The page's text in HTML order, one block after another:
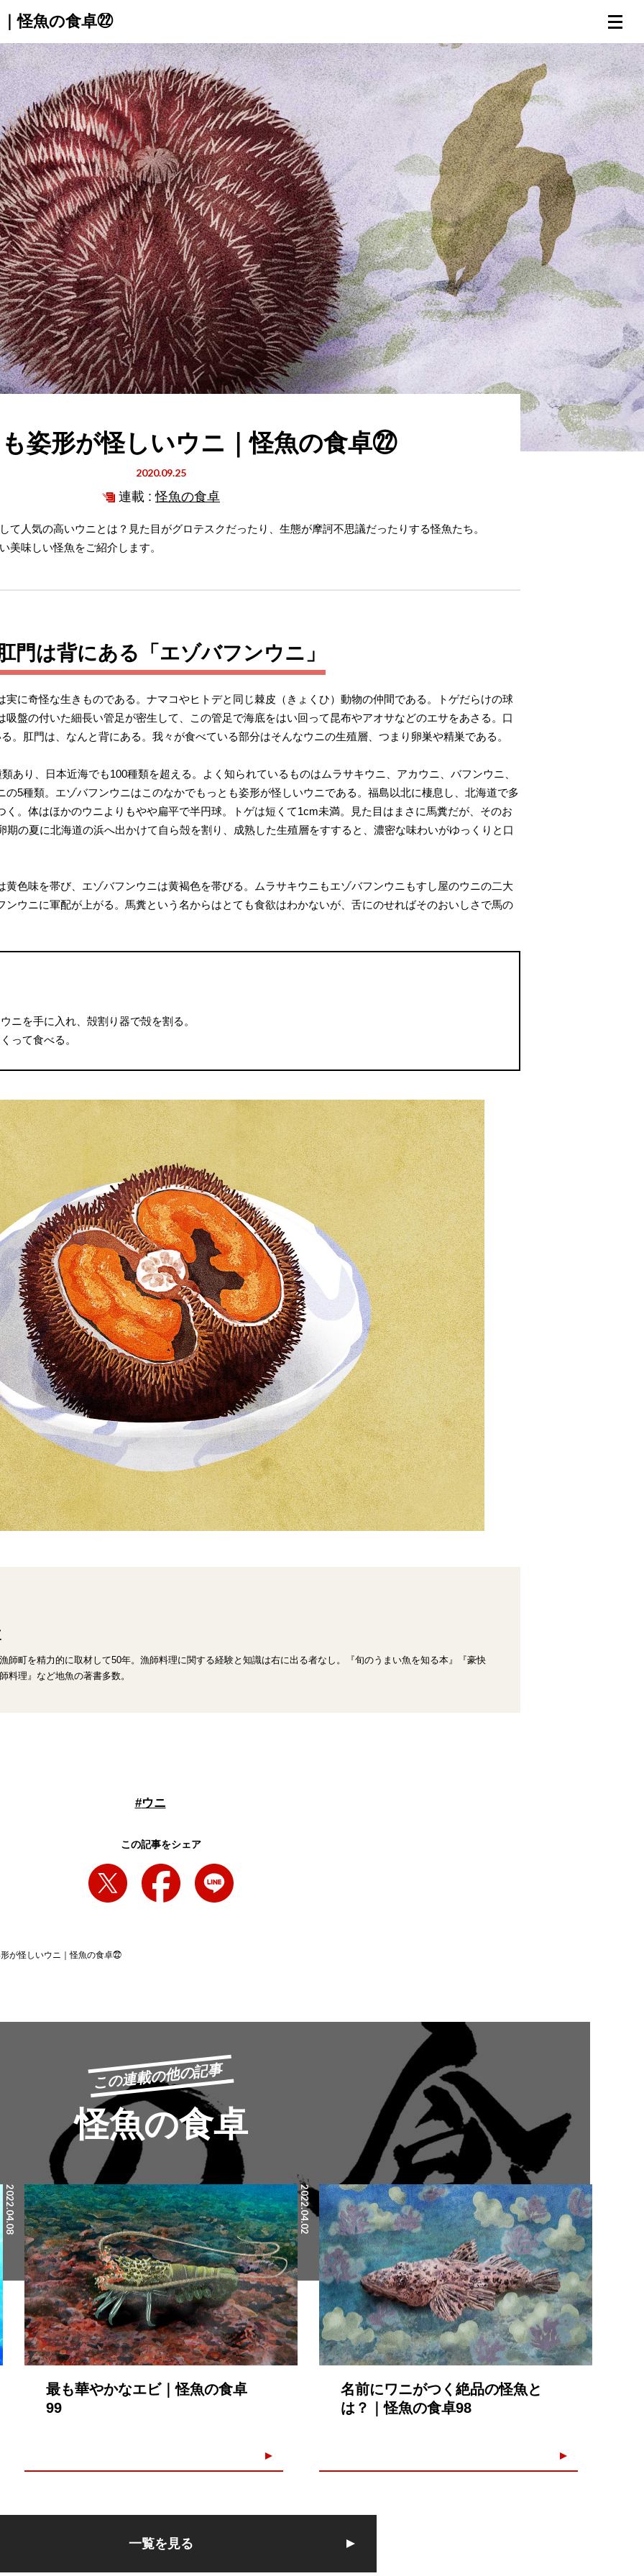
トップ プロが教えるレシピ
怪魚の食卓㉒
姿形が怪しいウニ｜怪魚の食卓㉒
2020.09.25
連載 :怪魚の食卓
て人気の高いウニとは？見た目がグロテスクだったり、生態が摩訶不思議だったりする怪魚たち。
美味しい怪魚をご紹介します。
門は背にある「エゾバフンウニ」
に奇怪な生きものである。ナマコやヒトデと同じ棘皮（きょくひ）動物の仲間である。トゲだらけの球
盤の付いた細長い管足が密生して、この管足で海底をはい回って昆布やアオサなどのエサをあさる。口
。肛門は、なんと背にある。我々が食べている部分はそんなウニの生殖層、つまり卵巣や精巣である。
あり、日本近海でも100種類を超える。よく知られているものはムラサキウニ、アカウニ、バフンウニ、
5種類。エゾバフンウニはこのなかでもっとも姿形が怪しいウニである。福島以北に棲息し、北海道で多
。体はほかのウニよりもやや扁平で半円球。トゲは短くて1cm未満。見た目はまさに馬糞だが、そのお
期の夏に北海道の浜へ出かけて自ら殻を割り、成熟した生殖層をすすると、濃密な味わいがゆっくりと口
色味を帯び、エゾバフンウニは黄褐色を帯びる。ムラサキウニもエゾバフンウニもすし屋のウニの二大
ウニに軍配が上がる。馬糞という名からはとても食欲はわかないが、舌にのせればそのおいしさで馬の
ニを手に入れ、殻割り器で殻を割る。
って食べる。
師町を精力的に取材して50年。漁師料理に関する経験と知識は右に出る者なし。『旬のうまい魚を知る本』『豪快
料理』など地魚の著書多数。
#ウニ
この記事をシェア
が怪しいウニ｜怪魚の食卓㉒
この連載の他の記事
怪魚の食卓
2022.04.08 2022.04.02
最も華やかなエビ｜怪魚の食卓
99
名前にワニがつく絶品の怪魚と
は？｜怪魚の食卓98
一覧を見る